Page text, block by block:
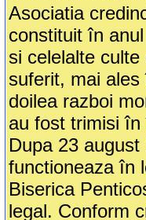
Asociatia
constituit în
si celelalte
suferit, mai
doilea razboi
au fost trimisi în
Dupa 23
functioneaza în
Biserica
legal. Conform